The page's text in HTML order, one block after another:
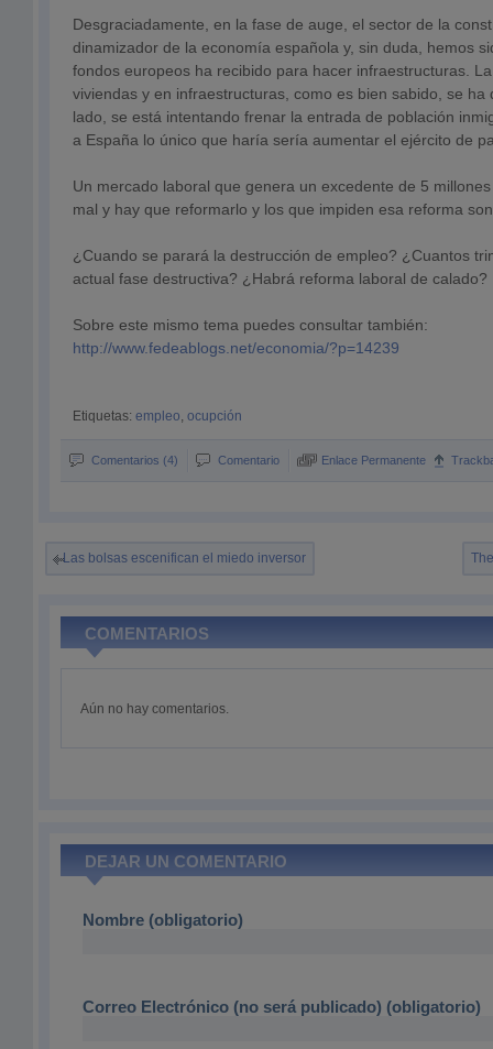
Desgraciadamente, en la fase de auge, el sector de la
dinamizador de la economía española y, sin duda, hemos
fondos europeos ha recibido para hacer infraestructuras.
viviendas y en infraestructuras, como es bien sabido, se ha
lado, se está intentando frenar la entrada de población
a España lo único que haría sería aumentar el ejército de
Un mercado laboral que genera un excedente de 5
mal y hay que reformarlo y los que impiden esa reforma
¿Cuando se parará la destrucción de empleo? ¿Cuantos
actual fase destructiva? ¿Habrá reforma laboral de calado?
Sobre este mismo tema puedes consultar también:
http://www.fedeablogs.net/economia/?p=14239
Etiquetas: empleo, ocupción
Comentarios (4) Comentario Enlace Permanente
Las bolsas escenifican el miedo inversor
COMENTARIOS
Aún no hay comentarios.
DEJAR UN COMENTARIO
Nombre (obligatorio)
Correo Electrónico (no será publicado) (obligatorio)